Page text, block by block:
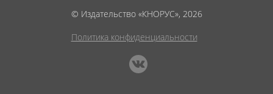
© Издательство «КНОРУС», 2026
Политика конфиденциальности